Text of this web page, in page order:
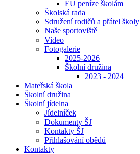
EU peníze školám
Školská rada
Sdružení rodičů a přátel školy
Naše sportoviště
Video
Fotogalerie
2025-2026
Školní družina
2023 - 2024
Mateřská škola
Školní družina
Školní jídelna
Jídelníček
Dokumenty ŠJ
Kontakty ŠJ
Přihlašování obědů
Kontakty